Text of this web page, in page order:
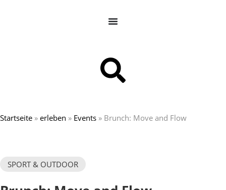
Startseite » erleben » Events » Brunch: Move and Flow
SPORT & OUTDOOR